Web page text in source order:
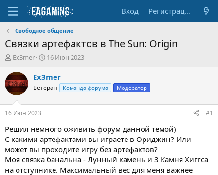
Вход Регистрация
Свободное общение
Связки артефактов в The Sun: Origin
А
т
о
р
т
е
м
ы
Ex3mer
Д
т
н
а
л
16 Июн 2023
Ex3mer
Ветеран Команда форума Модератор
16 Июн 2023 #1
Решил немного оживить форум данной темой)
С какими артефактами вы играете в Ориджин? Или
может вы проходите игру без артефактов?
Моя связка банальна - Лунный камень и 3 Камня Хиггса
на отступнике. Максимальный вес для меня важнее